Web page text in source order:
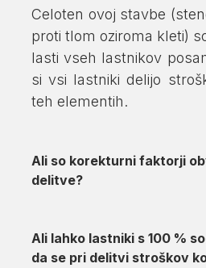
Celoten ovoj stavbe
proti tlom oziroma kleti)
lasti vseh lastnikov
si vsi lastniki delijo
teh elementih.
Ali so korekturni faktorji obvezni parameter
delitve?
Ali lahko lastniki s 100 % soglasjem odločijo,
da se pri delitvi stroškov korekturni faktorji